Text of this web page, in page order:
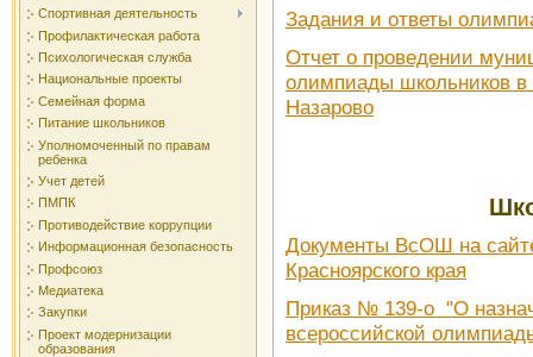
Спортивная деятельность
Профилактическая работа
Психологическая служба
Национальные проекты
Семейная форма
Питание школьников
Уполномоченный по правам
ребенка
Учет детей
ПМПК
Противодействие коррупции
Информационная безопасность
Профсоюз
Медиатека
Закупки
Проект модернизации
образования
Задания и ответы
Отчет о проведении
олимпиады школьников в
Назарово
Документы ВсОШ на
Красноярского края
Приказ № 139-о "О
всероссийской